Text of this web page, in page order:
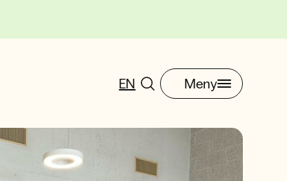
EN Meny